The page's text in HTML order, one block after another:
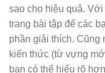
sao cho hiệu quả.
trang bài tập để các
phần giải thích. Cũng
kiến thức (từ vựng
bạn có thể hiểu rõ